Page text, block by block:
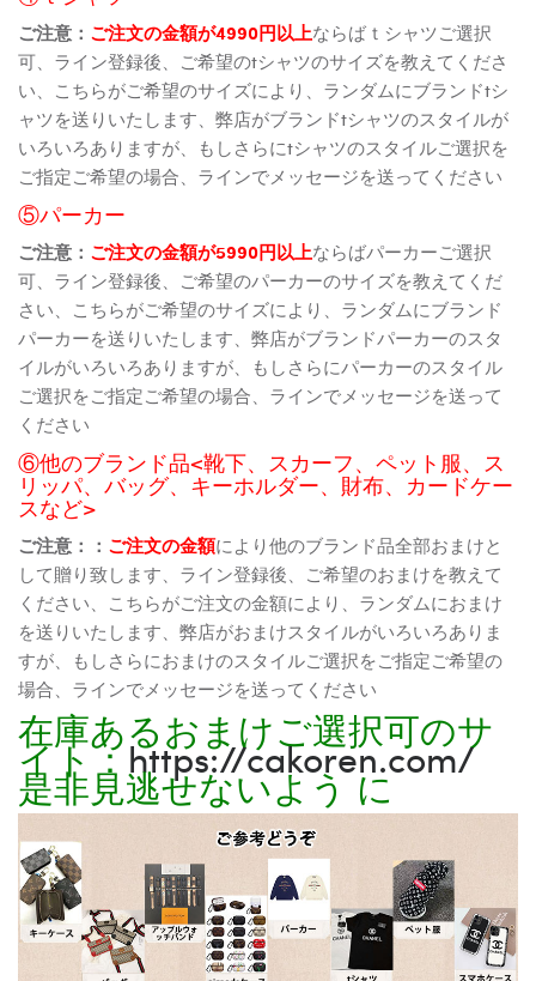
ご注意： ご注文の金額が4990円以上ならばｔシャツご選択
可、ライン登録後、ご希望のtシャツのサイズを教えてくださ
い、こちらがご希望のサイズにより、ランダムにブランドtシ
ャツを送りいたします、弊店がブランドtシャツのスタイルが
いろいろありますが、もしさらにtシャツのスタイルご選択を
ご指定ご希望の場合、ラインでメッセージを送ってください
⑤パーカー
ご注意： ご注文の金額が5990円以上ならばパーカーご選択
可、ライン登録後、ご希望のパーカーのサイズを教えてくだ
さい、こちらがご希望のサイズにより、ランダムにブランド
パーカーを送りいたします、弊店がブランドパーカーのスタ
イルがいろいろありますが、もしさらにパーカーのスタイル
ご選択をご指定ご希望の場合、ラインでメッセージを送って
ください
⑥他のブランド品<靴下、スカーフ、ペット服、ス
リッパ、バッグ、キーホルダー、財布、カードケー
スなど>
ご注意：： ご注文の金額により他のブランド品全部おまけと
して贈り致します、ライン登録後、ご希望のおまけを教えて
ください、こちらがご注文の金額により、ランダムにおまけ
を送りいたします、弊店がおまけスタイルがいろいろありま
すが、もしさらにおまけのスタイルご選択をご指定ご希望の
場合、ラインでメッセージを送ってください
在庫あるおまけご選択可のサ
イト：https://cakoren.com/
是非見逃せないよう に